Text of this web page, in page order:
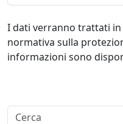
I dati verranno trattati
normativa sulla
informazioni sono